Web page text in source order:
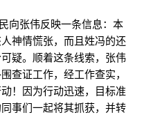
向张伟反映一条信息：本
神情慌张，而且姓冯的还
疑。顺着这条线索，张伟
查证工作，经工作查实，
！因为行动迅速，目标准
事们一起将其抓获，并转